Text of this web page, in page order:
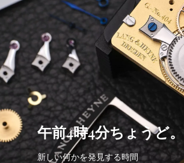
午前4時4分ちょうど。
新しい何かを発見する時間